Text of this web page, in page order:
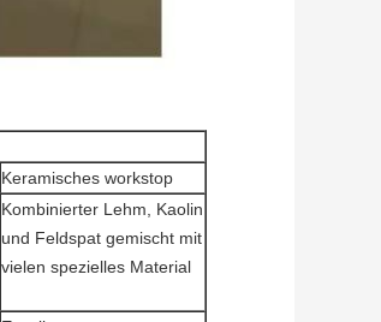
Keramisches workstop
Kombinierter Lehm, Kaolin
und Feldspat gemischt mit
vielen spezielles Material